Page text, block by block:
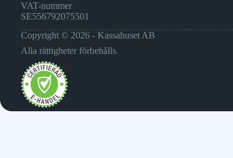
VAT-nummer
SE556792075501
Copyright © 2026 - Kassahuset AB
Alla rättigheter förbehålls.